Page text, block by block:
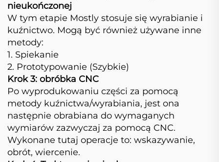
nieukończonej
W tym etapie Mostly stosuje się wyrabianie i
kuźnictwo. Mogą być również używane inne
metody:
1. Spiekanie
2. Prototypowanie (Szybkie)
Krok 3: obróbka CNC
Po wyprodukowaniu części za pomocą
metody kuźnictwa/wyrabiania, jest ona
następnie obrabiana do wymaganych
wymiarów zazwyczaj za pomocą CNC.
Wykonane tutaj operacje to: wskazywanie,
obrót, wiercenie.